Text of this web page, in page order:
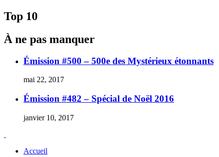
Top 10
À ne pas manquer
Émission #500 – 500e des Mystérieux étonnants
mai 22, 2017
Émission #482 – Spécial de Noël 2016
janvier 10, 2017
Accueil